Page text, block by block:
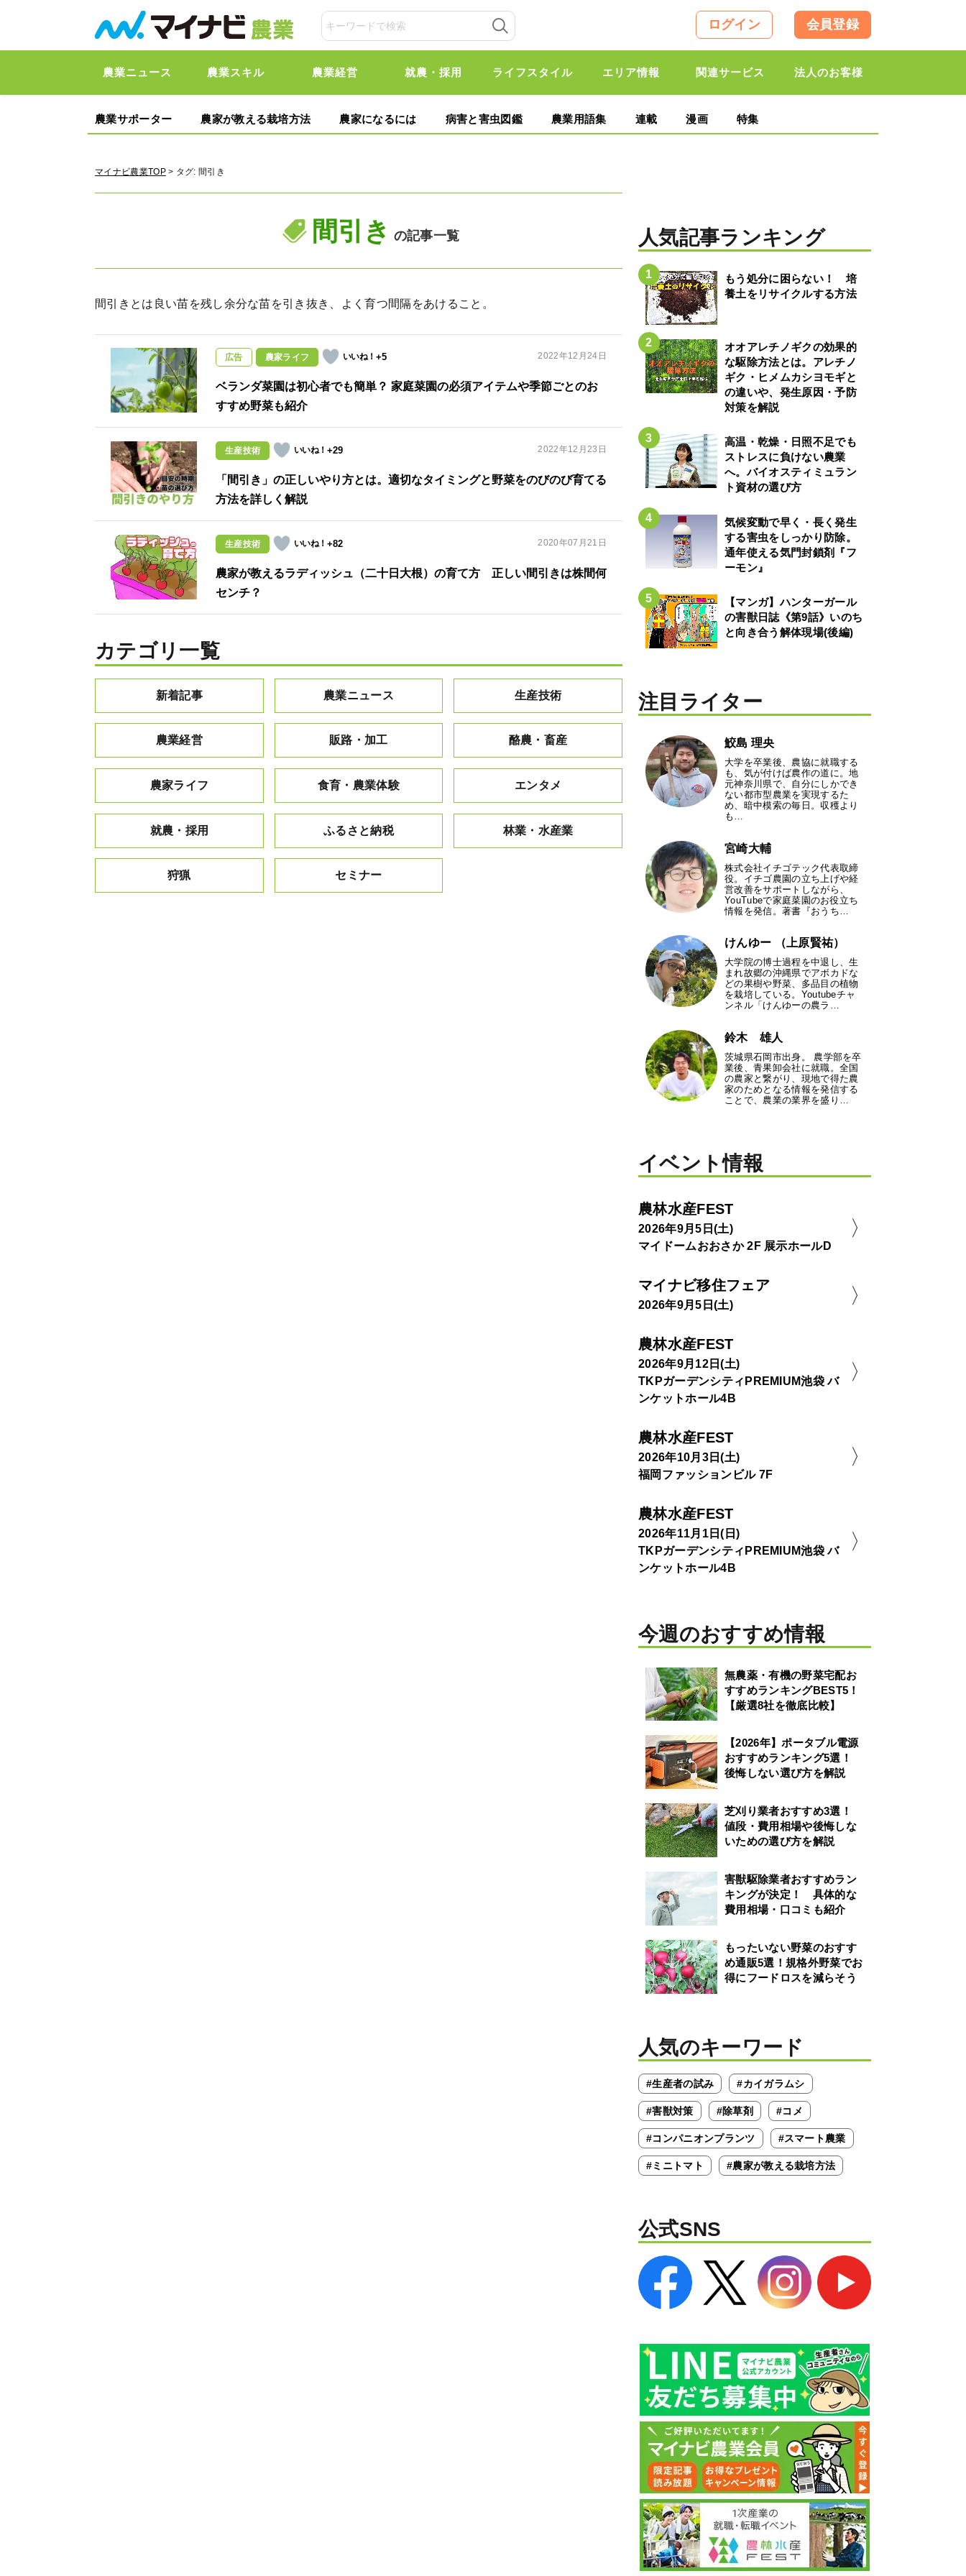
ログイン 会員登録
農業ニュース 農業スキル 農業経営 就農・採用 ライフスタイル エリア情報 関連サービス 法人のお客様
農業サポーター 農家が教える栽培方法 農家になるには 病害と害虫図鑑 農業用語集 連載 漫画 特集
マイナビ農業TOP> タグ: 間引き
間引き の記事一覧
間引きとは良い苗を残し余分な苗を引き抜き、よく育つ間隔をあけること。
広告 農家ライフ +5 2022年12月24日
ベランダ菜園は初心者でも簡単？ 家庭菜園の必須アイテムや季節ごとのお
すすめ野菜も紹介
生産技術 +29 2022年12月23日
「間引き」の正しいやり方とは。適切なタイミングと野菜をのびのび育てる
方法を詳しく解説
生産技術 +82 2020年07月21日
農家が教えるラディッシュ（二十日大根）の育て方 正しい間引きは株間何
センチ？
カテゴリ一覧
新着記事 農業ニュース 生産技術
農業経営 販路・加工 酪農・畜産
農家ライフ 食育・農業体験 エンタメ
就農・採用 ふるさと納税 林業・水産業
狩猟 セミナー
人気記事ランキング
もう処分に困らない！ 培
養土をリサイクルする方法
オオアレチノギクの効果的
な駆除方法とは。アレチノ
ギク・ヒメムカシヨモギと
の違いや、発生原因・予防
対策を解説
高温・乾燥・日照不足でも
ストレスに負けない農業
へ。バイオスティミュラン
ト資材の選び方
気候変動で早く・長く発生
する害虫をしっかり防除。
通年使える気門封鎖剤『フ
ーモン』
【マンガ】ハンターガール
の害獣日誌《第9話》いのち
と向き合う解体現場(後編)
注目ライター
鮫島 理央
大学を卒業後、農協に就職する
も、気が付けば農作の道に。地
元神奈川県で、自分にしかでき
ない都市型農業を実現するた
め、暗中模索の毎日。収穫より
も…
宮崎大輔
株式会社イチゴテック代表取締
役。イチゴ農園の立ち上げや経
営改善をサポートしながら、
YouTubeで家庭菜園のお役立ち
情報を発信。著書『おうち…
けんゆー （上原賢祐）
大学院の博士過程を中退し、生
まれ故郷の沖縄県でアボカドな
どの果樹や野菜、多品目の植物
を栽培している。Youtubeチャ
ンネル「けんゆーの農ラ…
鈴木 雄人
茨城県石岡市出身。 農学部を卒
業後、青果卸会社に就職。全国
の農家と繋がり、現地で得た農
家のためとなる情報を発信する
ことで、農業の業界を盛り…
イベント情報
農林水産FEST
2026年9月5日(土)
マイドームおおさか 2F 展示ホールD
マイナビ移住フェア
2026年9月5日(土)
農林水産FEST
2026年9月12日(土)
TKPガーデンシティPREMIUM池袋 バ
ンケットホール4B
農林水産FEST
2026年10月3日(土)
福岡ファッションビル 7F
農林水産FEST
2026年11月1日(日)
TKPガーデンシティPREMIUM池袋 バ
ンケットホール4B
今週のおすすめ情報
無農薬・有機の野菜宅配お
すすめランキングBEST5！
【厳選8社を徹底比較】
【2026年】ポータブル電源
おすすめランキング5選！
後悔しない選び方を解説
芝刈り業者おすすめ3選！
値段・費用相場や後悔しな
いための選び方を解説
害獣駆除業者おすすめラン
キングが決定！ 具体的な
費用相場・口コミも紹介
もったいない野菜のおすす
め通販5選！規格外野菜でお
得にフードロスを減らそう
人気のキーワード
#生産者の試み #カイガラムシ
#害獣対策 #除草剤 #コメ
#コンパニオンプランツ #スマート農業
#ミニトマト #農家が教える栽培方法
公式SNS